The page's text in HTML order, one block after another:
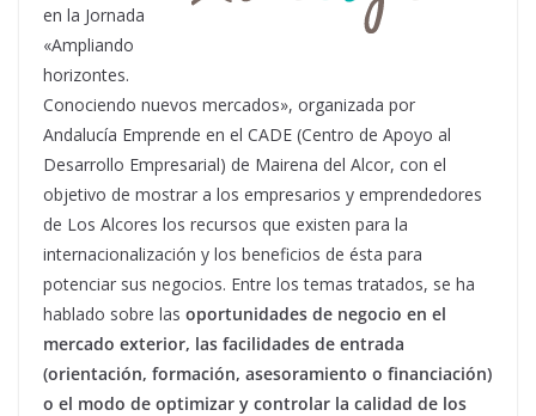
en la Jornada
«Ampliando
horizontes.
Conociendo nuevos mercados», organizada por
Andalucía Emprende en el CADE (Centro de Apoyo al
Desarrollo Empresarial) de Mairena del Alcor, con el
objetivo de mostrar a los empresarios y emprendedores
de Los Alcores los recursos que existen para la
internacionalización y los beneficios de ésta para
potenciar sus negocios. Entre los temas tratados, se ha
hablado sobre las oportunidades de negocio en el
mercado exterior, las facilidades de entrada
(orientación, formación, asesoramiento o financiación)
o el modo de optimizar y controlar la calidad de los